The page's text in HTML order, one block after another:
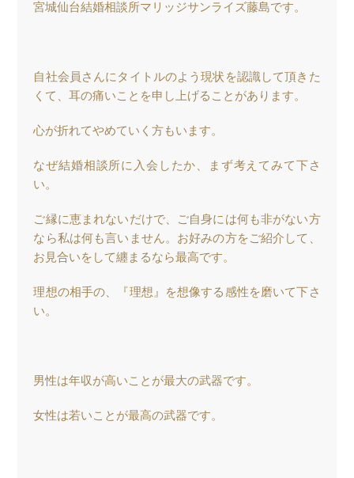
宮城仙台結婚相談所マリッジサンライズ藤島です。
自社会員さんにタイトルのよう現状を認識して頂きた
くて、耳の痛いことを申し上げることがあります。
心が折れてやめていく方もいます。
なぜ結婚相談所に入会したか、まず考えてみて下さ
い。
ご縁に恵まれないだけで、ご自身には何も非がない方
なら私は何も言いません。お好みの方をご紹介して、
お見合いをして纏まるなら最高です。
理想の相手の、『理想』を想像する感性を磨いて下さ
い。
男性は年収が高いことが最大の武器です。
女性は若いことが最高の武器です。